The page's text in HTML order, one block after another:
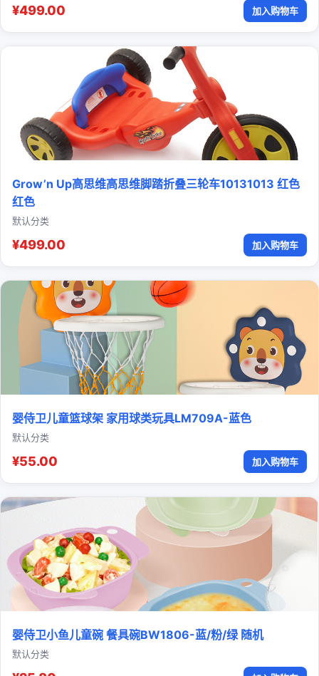
¥499.00 加入购物车
Grow’n Up高思维高思维脚踏折叠三轮车10131013 红色
红色
默认分类
¥499.00 加入购物车
婴侍卫儿童篮球架 家用球类玩具LM709A-蓝色
默认分类
¥55.00 加入购物车
婴侍卫小鱼儿童碗 餐具碗BW1806-蓝/粉/绿 随机
默认分类